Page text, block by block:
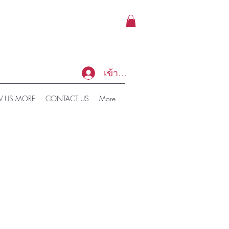
เข้าสู่ระบบ
US MORE CONTACT US More